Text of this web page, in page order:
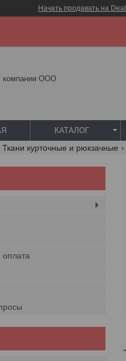
Начать продавать на
компании ООО
КАТАЛОГ
Ткани курточные и рюкзачные
оплата